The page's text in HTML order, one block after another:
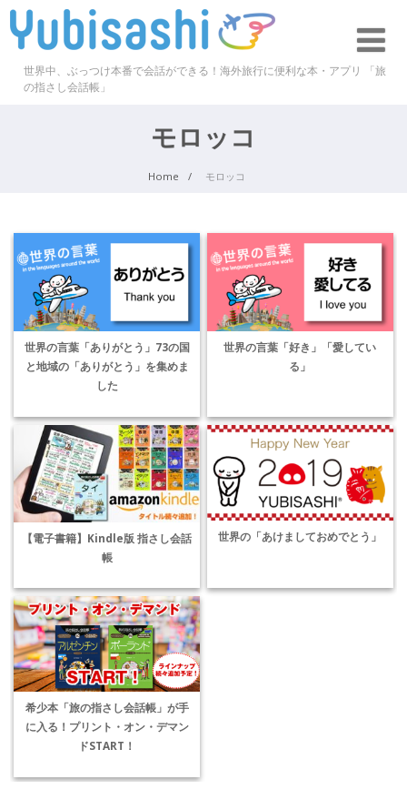
世界中、ぶっつけ本番で会話ができる！海外旅行に便利な本・アプリ 「旅
の指さし会話帳」
モロッコ
Home モロッコ
世界の言葉「ありがとう」73の国
と地域の「ありがとう」を集めま
した
世界の言葉「好き」「愛してい
る」
【電子書籍】Kindle版 指さし会話
帳
世界の「あけましておめでとう」
希少本「旅の指さし会話帳」が手
に入る！プリント・オン・デマン
ドSTART！